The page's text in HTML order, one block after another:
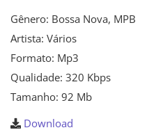
Gênero: Bossa Nova, MPB
Artista: Vários
Formato: Mp3
Qualidade: 320 Kbps
Tamanho: 92 Mb
Download